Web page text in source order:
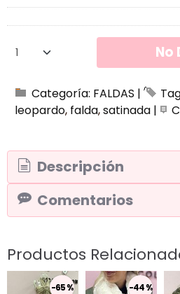
No
Categoría: FALDAS |
leopardo falda satinada |
Descripción
Comentarios
Productos
-65 % -44 %